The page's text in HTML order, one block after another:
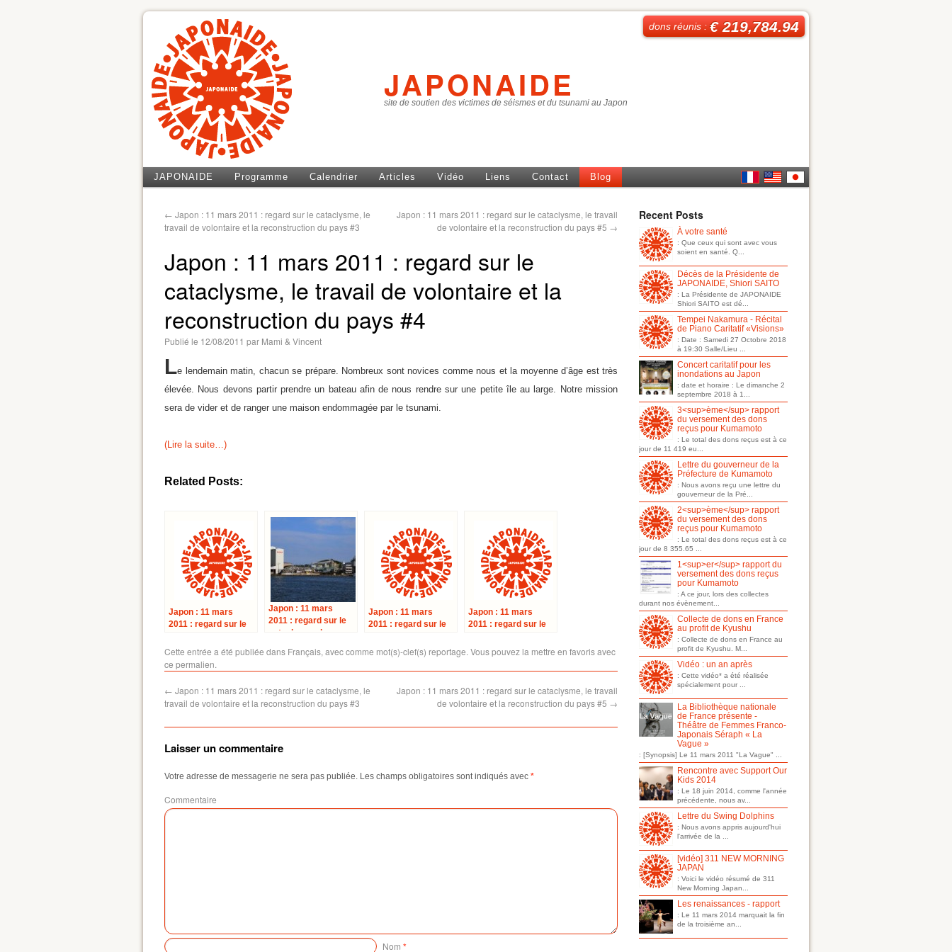
JAPONAIDE
site de soutien des victimes de séismes et du tsunami au Japon
dons réunis :€ 219,784.94
JAPONAIDE Programme Calendrier Articles Vidéo Liens Contact Blog
← Japon : 11 mars 2011 : regard sur le cataclysme, le
travail de volontaire et la reconstruction du pays #3
Japon : 11 mars 2011 : regard sur le cataclysme, le travail
de volontaire et la reconstruction du pays #5 →
Japon : 11 mars 2011 : regard sur le
cataclysme, le travail de volontaire et la
reconstruction du pays #4
Publié le 12/08/2011 par Mami & Vincent
Le lendemain matin, chacun se prépare. Nombreux sont novices comme nous et la moyenne d’âge est très
élevée. Nous devons partir prendre un bateau afin de nous rendre sur une petite île au large. Notre mission
sera de vider et de ranger une maison endommagée par le tsunami.
(Lire la suite…)
Related Posts:
Japon : 11 mars
2011 : regard sur le
travail de volontaire
et la reconstruction
du pays #5
Japon : 11 mars
2011 : regard sur le
cataclysme, le
et la reconstruction
du pays #8
Japon : 11 mars
2011 : regard sur le
travail de volontaire
et la reconstruction
du pays #9
Japon : 11 mars
2011 : regard sur le
travail de volontaire
du pays #1
Cette entrée a été publiée dans Français, avec comme mot(s)-clef(s) reportage. Vous pouvez la mettre en favoris avec
ce permalien.
← Japon : 11 mars 2011 : regard sur le cataclysme, le
travail de volontaire et la reconstruction du pays #3
Japon : 11 mars 2011 : regard sur le cataclysme, le travail
de volontaire et la reconstruction du pays #5 →
Laisser un commentaire
Votre adresse de messagerie ne sera pas publiée. Les champs obligatoires sont indiqués avec *
Commentaire
Nom *
Recent Posts
À votre santé
: Que ceux qui sont avec vous
soient en santé. Q...
Décès de la Présidente de
JAPONAIDE, Shiori SAITO
: La Présidente de JAPONAIDE
Shiori SAITO est dé...
Tempei Nakamura - Récital
de Piano Caritatif «Visions»
: Date : Samedi 27 Octobre 2018
à 19:30 Salle/Lieu ...
Concert caritatif pour les
inondations au Japon
: date et horaire : Le dimanche 2
septembre 2018 à 1...
3<sup>ème</sup> rapport
du versement des dons
reçus pour Kumamoto
: Le total des dons reçus est à ce
jour de 11 419 eu...
Lettre du gouverneur de la
Préfecture de Kumamoto
: Nous avons reçu une lettre du
gouverneur de la Pré...
2<sup>ème</sup> rapport
du versement des dons
reçus pour Kumamoto
: Le total des dons reçus est à ce
jour de 8 355.65 ...
1<sup>er</sup> rapport du
versement des dons reçus
pour Kumamoto
: A ce jour, lors des collectes
durant nos évènement...
Collecte de dons en France
au profit de Kyushu
: Collecte de dons en France au
profit de Kyushu. M...
Vidéo : un an après
: Cette vidéo* a été réalisée
spécialement pour ...
La Bibliothèque nationale
de France présente -
Théâtre de Femmes Franco-
Japonais Séraph « La
Vague »
: [Synopsis] Le 11 mars 2011 "La Vague" ...
Rencontre avec Support Our
Kids 2014
: Le 18 juin 2014, comme l'année
précédente, nous av...
Lettre du Swing Dolphins
: Nous avons appris aujourd'hui
l'arrivée de la ...
[vidéo] 311 NEW MORNING
JAPAN
: Voici le vidéo résumé de 311
New Morning Japan...
Les renaissances - rapport
: Le 11 mars 2014 marquait la fin
de la troisième an...